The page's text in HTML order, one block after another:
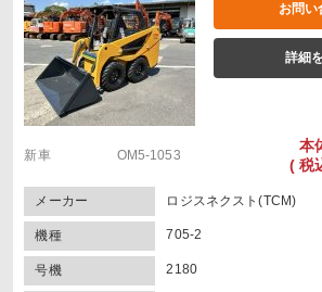
お問い
詳細
新車 OM5-1053
本
( 税
メーカー ロジスネクスト(TCM)
機種 705-2
号機 2180